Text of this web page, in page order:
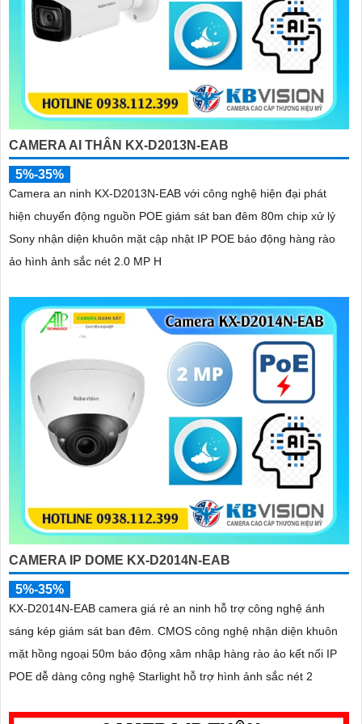
CAMERA AI THÂN KX-D2013N-EAB
5%-35%
Camera an ninh KX-D2013N-EAB với công nghệ hiện đại phát
hiện chuyển động nguồn POE giám sát ban đêm 80m chip xử lý
Sony nhận diện khuôn mặt cập nhật IP POE báo động hàng rào
ảo hình ảnh sắc nét 2.0 MP H
CAMERA IP DOME KX-D2014N-EAB
5%-35%
KX-D2014N-EAB camera giá rẻ an ninh hỗ trợ công nghệ ánh
sáng kép giám sát ban đêm. CMOS công nghệ nhận diện khuôn
mặt hồng ngoại 50m báo động xâm nhập hàng rào ảo kết nối IP
POE dễ dàng công nghệ Starlight hỗ trợ hình ảnh sắc nét 2